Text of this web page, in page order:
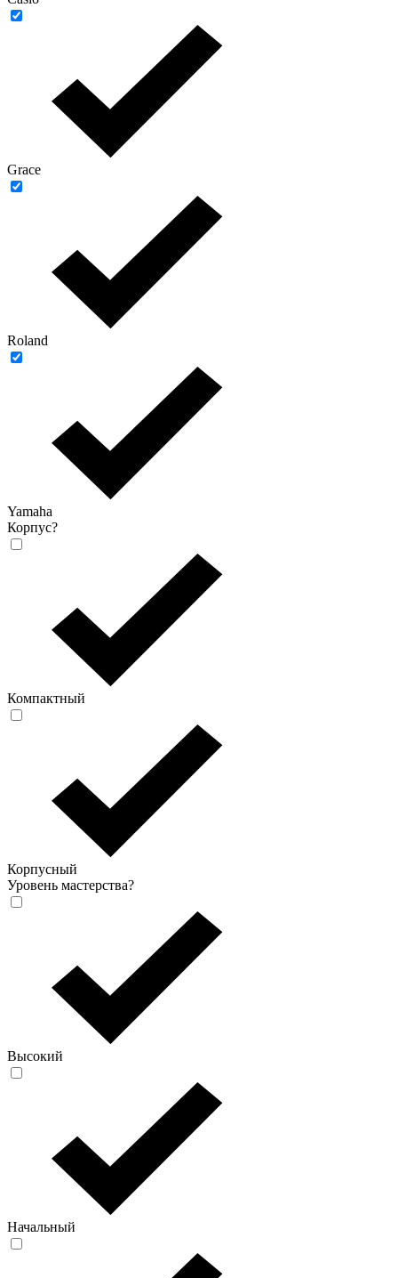
Grace
Roland
Yamaha
Корпус?
Компактный
Корпусный
Уровень мастерства?
Высокий
Начальный